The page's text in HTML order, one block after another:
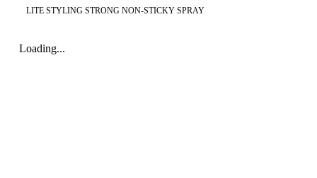
LITE STYLING STRONG NON-STICKY SPRAY
Loading...